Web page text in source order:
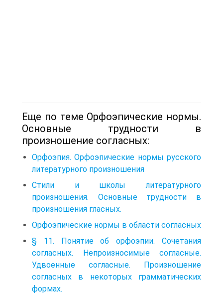
Еще по теме Орфоэпические нормы.
Основные трудности в
произношение согласных:
Орфоэпия. Орфоэпические нормы русского
литературного произношения
Стили и школы литературного
произношения. Основные трудности в
произношения гласных.
Орфоэпические нормы в области согласных
§ 11. Понятие об орфоэпии. Сочетания
согласных. Непроизносимые согласные.
Удвоенные согласные. Произношение
согласных в некоторых грамматических
формах.